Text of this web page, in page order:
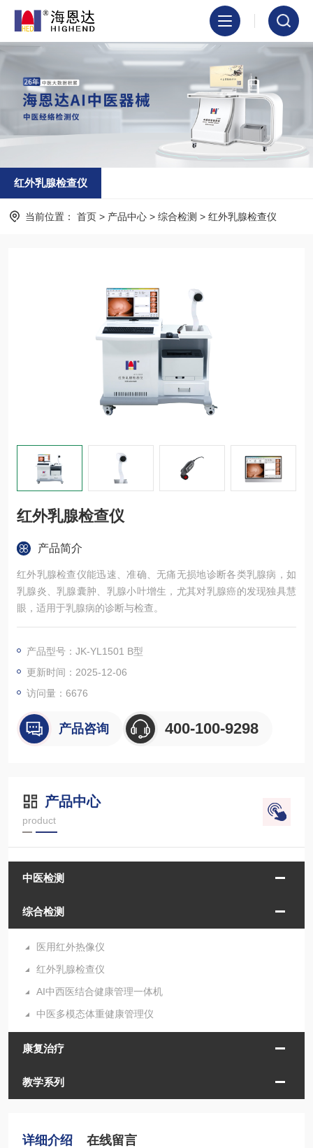
红外乳腺检查仪
当前位置： 首页 > 产品中心 > 综合检测 > 红外乳腺检查仪
红外乳腺检查仪
产品简介
红外乳腺检查仪能迅速、准确、无痛无损地诊断各类乳腺病，如
乳腺炎、乳腺囊肿、乳腺小叶增生，尤其对乳腺癌的发现独具慧
眼，适用于乳腺病的诊断与检查。
产品型号：JK-YL1501 B型
更新时间：2025-12-06
访问量： 6676
产品咨询 400-100-9298
产品中心
product
中医检测
综合检测
医用红外热像仪
红外乳腺检查仪
AI中西医结合健康管理一体机
中医多模态体重健康管理仪
康复治疗
教学系列
详细介绍 在线留言